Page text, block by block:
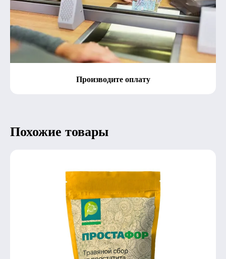
Производите оплату
Похожие товары